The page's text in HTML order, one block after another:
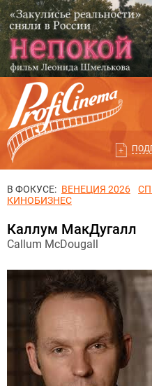
В ФОКУСЕ: ВЕНЕЦИЯ 2026
КИНОБИЗНЕС
Каллум МакДугалл
Callum McDougall